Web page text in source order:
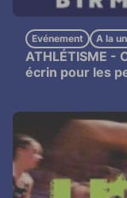
ATHLÉTISME -
écrin pour les
Evénement A la